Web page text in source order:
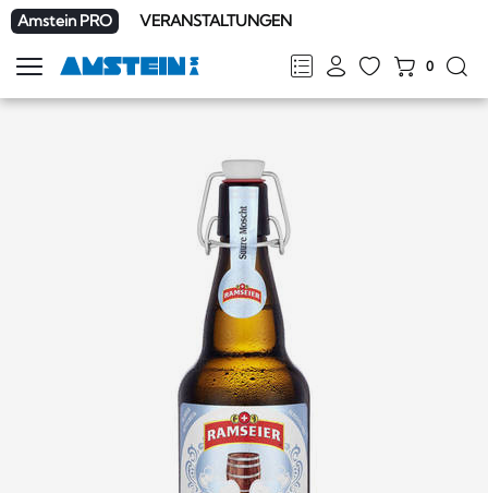
Amstein PRO VERANSTALTUNGEN
FRDEENIT
0
Navigation
zeigen